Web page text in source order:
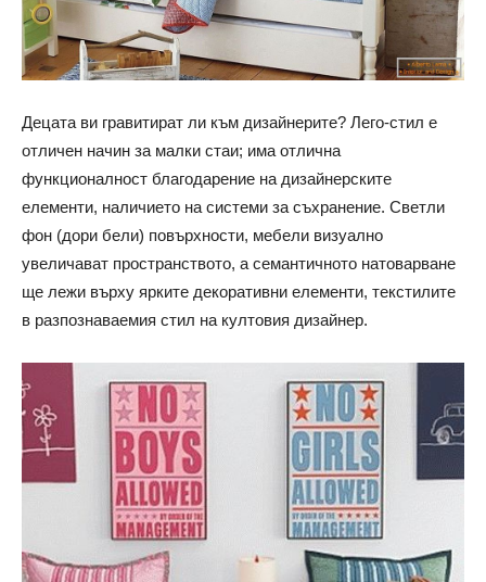
Децата ви гравитират ли към дизайнерите? Лего-стил е
отличен начин за малки стаи; има отлична
функционалност благодарение на дизайнерските
елементи, наличието на системи за съхранение. Светли
фон (дори бели) повърхности, мебели визуално
увеличават пространството, а семантичното натоварване
ще лежи върху ярките декоративни елементи, текстилите
в разпознаваемия стил на култовия дизайнер.